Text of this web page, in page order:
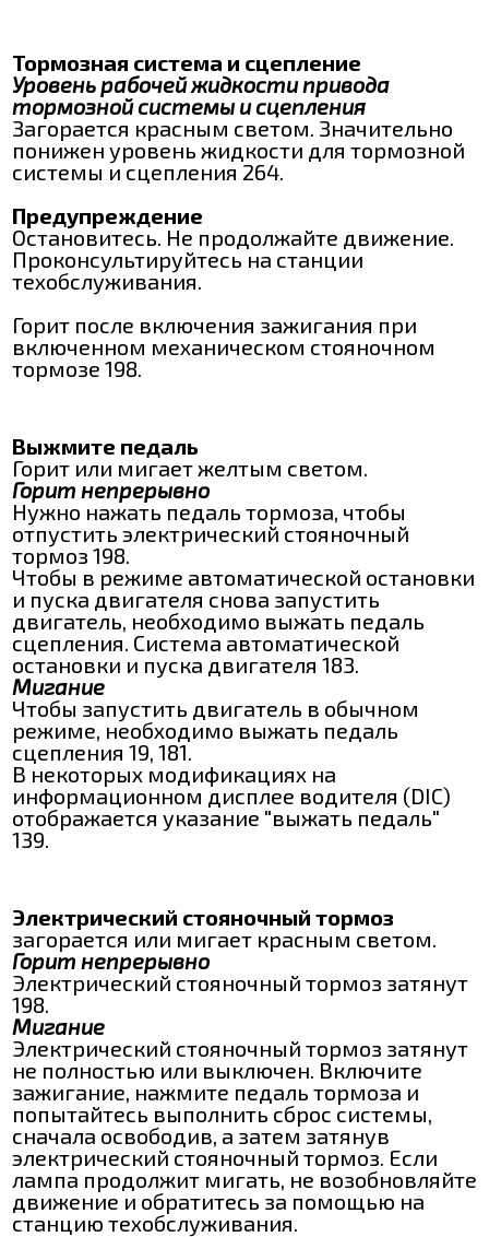
Тормозная система и сцепление
Уровень рабочей жидкости привода
тормозной системы и сцепления
Загорается красным светом. Значительно
понижен уровень жидкости для тормозной
системы и сцепления 264.
Предупреждение
Остановитесь. Не продолжайте движение.
Проконсультируйтесь на станции
техобслуживания.
Горит после включения зажигания при
включенном механическом стояночном
тормозе 198.
Выжмите педаль
Горит или мигает желтым светом.
Горит непрерывно
Нужно нажать педаль тормоза, чтобы
отпустить электрический стояночный
тормоз 198.
Чтобы в режиме автоматической остановки
и пуска двигателя снова запустить
двигатель, необходимо выжать педаль
сцепления. Система автоматической
остановки и пуска двигателя 183.
Мигание
Чтобы запустить двигатель в обычном
режиме, необходимо выжать педаль
сцепления 19, 181.
В некоторых модификациях на
информационном дисплее водителя (DIC)
отображается указание "выжать педаль"
139.
Электрический стояночный тормоз
загорается или мигает красным светом.
Горит непрерывно
Электрический стояночный тормоз затянут
198.
Мигание
Электрический стояночный тормоз затянут
не полностью или выключен. Включите
зажигание, нажмите педаль тормоза и
попытайтесь выполнить сброс системы,
сначала освободив, а затем затянув
электрический стояночный тормоз. Если
лампа продолжит мигать, не возобновляйте
движение и обратитесь за помощью на
станцию техобслуживания.